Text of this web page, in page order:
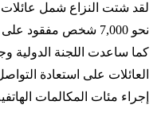
لقد شتت النزاع شمل
نحو 7,000 شخص مفقود
كما ساعدت اللجنة الدولية
العائلات على استعادة
إجراء مئات المكالمات